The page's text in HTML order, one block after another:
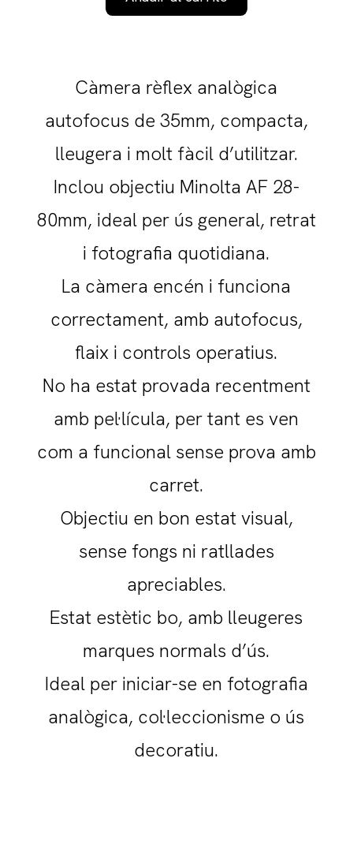
Càmera rèflex analògica
autofocus de 35mm, compacta,
lleugera i molt fàcil d’utilitzar.
Inclou objectiu Minolta AF 28-
80mm, ideal per ús general, retrat
i fotografia quotidiana.
La càmera encén i funciona
correctament, amb autofocus,
flaix i controls operatius.
No ha estat provada recentment
amb pel·lícula, per tant es ven
com a funcional sense prova amb
carret.
Objectiu en bon estat visual,
sense fongs ni ratllades
apreciables.
Estat estètic bo, amb lleugeres
marques normals d’ús.
Ideal per iniciar-se en fotografia
analògica, col·leccionisme o ús
decoratiu.